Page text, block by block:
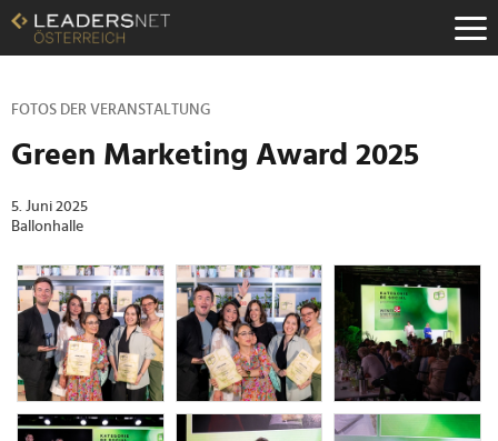
Zum
Inhalt
Zur
Navigation
Hauptnavigation
FOTOS DER VERANSTALTUNG
Green Marketing Award 2025
5. Juni 2025
Ballonhalle